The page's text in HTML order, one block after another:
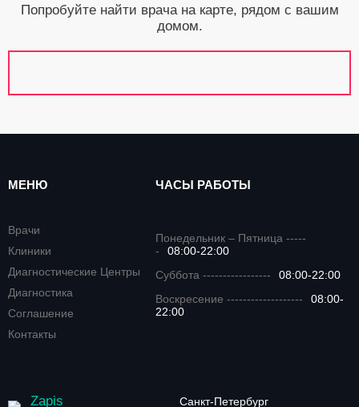
Попробуйте найти врача на карте, рядом с вашим
домом.
МЕНЮ
Врачи
Клиники
Диагностические Центры
Диагностика
Соглашение
Контакты
ЧАСЫ РАБОТЫ
Понедельник – Пятница -----
-
08:00-22:00
Суббота -----------------
08:00-22:00
Воскресение -------------------
08:00-
22:00
Zapis Санкт-Петербург